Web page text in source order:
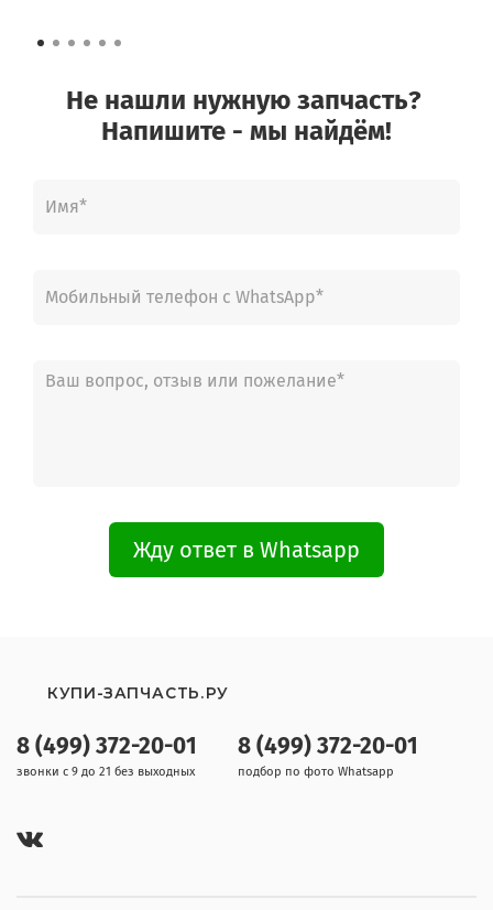
Не нашли нужную запчасть?
Напишите - мы найдём!
Жду ответ в Whatsapp
8 (499) 372-20-01
звонки с 9 до 21 без выходных
8 (499) 372-20-01
подбор по фото Whatsapp
КУПИ-ЗАПЧАСТЬ.РУ